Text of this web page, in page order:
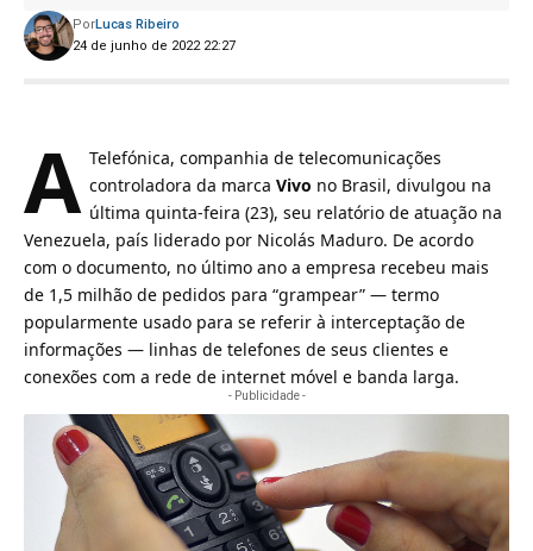
24 de junho de 2022 22:27
PorLucas Ribeiro
A Telefónica, companhia de telecomunicações
controladora da marca Vivo no Brasil, divulgou na
última quinta-feira (23), seu relatório de atuação na
Venezuela, país liderado por Nicolás Maduro. De acordo
com o documento, no último ano a empresa recebeu mais
de 1,5 milhão de pedidos para “grampear” — termo
popularmente usado para se referir à interceptação de
informações — linhas de telefones de seus clientes e
conexões com a rede de internet móvel e banda larga.
- Publicidade -